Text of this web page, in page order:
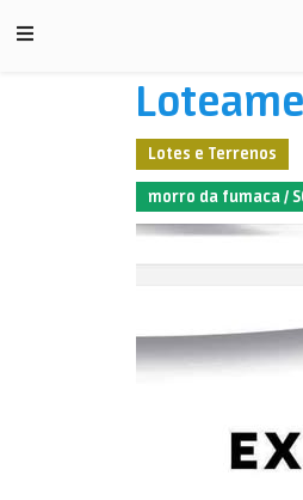
Lotes e Terrenos
morro da fumaca /